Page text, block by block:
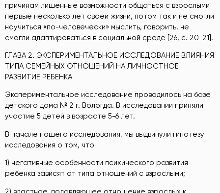
причинам лишенные возможности общаться с взрослыми
первые несколько лет своей жизни, потом так и не смогли
научиться «по-человечески» мыслить, говорить, не
смогли адаптироваться в социальной среде [26, с. 20-21].
ГЛАВА 2. ЭКСПЕРИМЕНТАЛЬНОЕ ИССЛЕДОВАНИЕ ВЛИЯНИЯ
ТИПА СЕМЕЙНЫХ ОТНОШЕНИЙ НА ЛИЧНОСТНОЕ
РАЗВИТИЕ РЕБЕНКА
Экспериментальное исследование проводилось на базе
детского дома № 2 г. Вологда. В исследовании приняли
участие 5 детей в возрасте 5-6 лет.
В начале нашего исследования, мы выдвинули гипотезу
исследования о том, что
1) негативные особенности психического развития
ребенка зависят от типа отношений с взрослыми;